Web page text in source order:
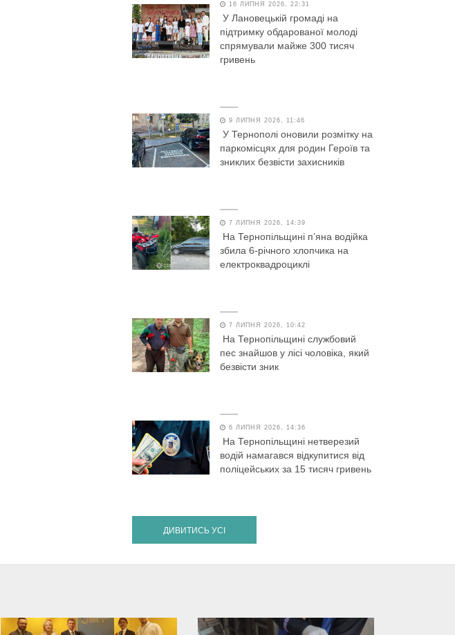
16 ЛИПНЯ 2026, 22:31
У Лановецькій громаді на
підтримку обдарованої молоді
спрямували майже 300 тисяч
гривень
9 ЛИПНЯ 2026, 11:46
У Тернополі оновили розмітку на
паркомісцях для родин Героїв та
зниклих безвісти захисників
7 ЛИПНЯ 2026, 14:39
На Тернопільщині п’яна водійка
збила 6-річного хлопчика на
електроквадроциклі
7 ЛИПНЯ 2026, 10:42
На Тернопільщині службовий
пес знайшов у лісі чоловіка, який
безвісти зник
6 ЛИПНЯ 2026, 14:36
На Тернопільщині нетверезий
водій намагався відкупитися від
поліцейських за 15 тисяч гривень
ДИВИТИСЬ УСІ